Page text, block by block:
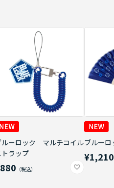
ルーロック マルチコイル
トラップ
ブルー
¥1,210